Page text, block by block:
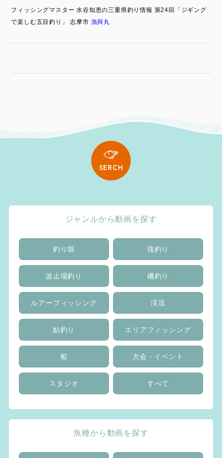
フィッシングマスター 水谷知恵の三重県釣り情報 第24回「ジギング
で楽しむ五目釣り」
志摩市 漁與丸
SERCH
ジャンルから動画を探す
釣り堀 筏釣り
波止場釣り 磯釣り
ルアーフィッシング 渓流
鮎釣り エリアフィッシング
船 大会・イベント
スタジオ すべて
魚種から動画を探す